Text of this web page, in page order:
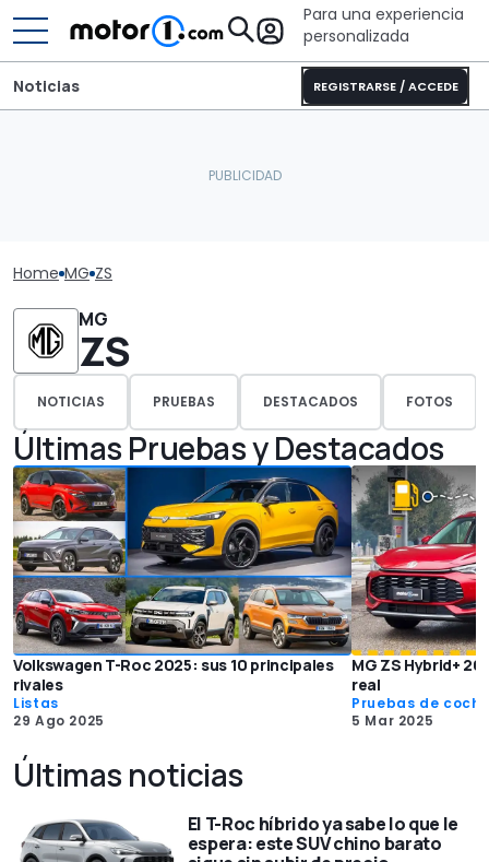
Para una experiencia
personalizada
REGISTRARSE / ACCEDE
Noticias
Home MG ZS
MG
ZS
NOTICIAS PRUEBAS DESTACADOS FOTOS
Últimas Pruebas y Destacados
Volkswagen T-Roc 2025: sus 10 principales
rivales
Listas
29 Ago 2025
MG ZS Hybrid+
real
Pruebas de
5 Mar 2025
Últimas noticias
El T-Roc híbrido ya sabe lo que le
espera: este SUV chino barato